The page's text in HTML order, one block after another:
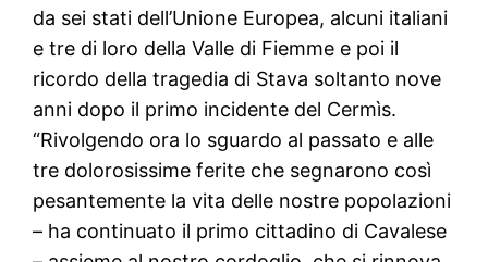
da sei stati dell’Unione Europea, alcuni italiani
e tre di loro della Valle di Fiemme e poi il
ricordo della tragedia di Stava soltanto nove
anni dopo il primo incidente del Cermìs.
“Rivolgendo ora lo sguardo al passato e alle
tre dolorosissime ferite che segnarono così
pesantemente la vita delle nostre popolazioni
– ha continuato il primo cittadino di Cavalese